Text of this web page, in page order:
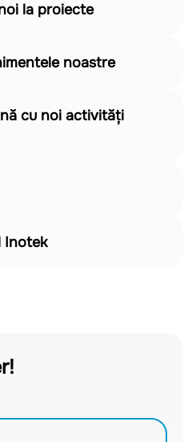
la proiecte
noastre
cu noi activități
Inotek